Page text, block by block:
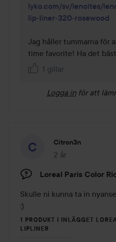
lyko.com/sv/lenoites/
lip-liner-320-rosewood
Jag håller tummarna för
time favorite! Ha det
1 gillar
Logga in för att
Citron3n
2 år
Inlägget skapades
Loreal Paris Color
Skulle ni kunna ta in
:)
1 PRODUKT I INLÄGGET
LIPLINER